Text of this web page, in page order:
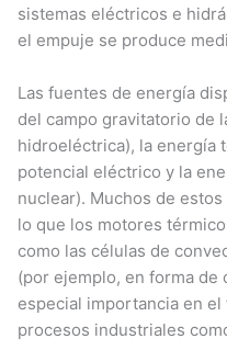
sistemas eléctricos e
el empuje se produce
Las fuentes de energía
del campo gravitatorio de
hidroeléctrica), la energía
potencial eléctrico y la
nuclear). Muchos de
lo que los motores
como las células de
(por ejemplo, en forma de
especial importancia en
procesos industriales